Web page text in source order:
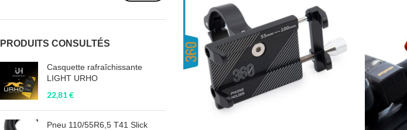
PRODUITS CONSULTÉS
Casquette rafraîchissante
LIGHT URHO
22,81€
Pneu 110/55R6,5 T41 Slick